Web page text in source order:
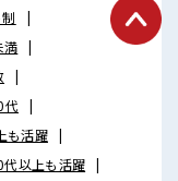
満
代
も活躍
以上も活躍